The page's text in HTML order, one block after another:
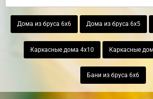
Дома из бруса 6х6 Дома из бруса 6х5
Каркасные дома 4х10 Каркасные
Бани из бруса 6х6